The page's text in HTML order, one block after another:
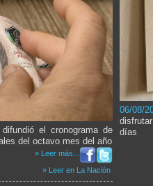
el cronograma de
del octavo mes del año
» Leer más...
» Leer en La Nación
06/08/
días